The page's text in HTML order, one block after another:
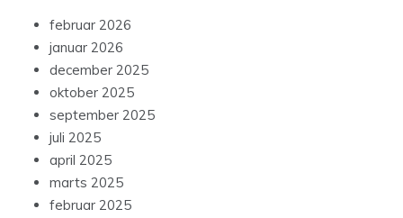
februar 2026
januar 2026
december 2025
oktober 2025
september 2025
juli 2025
april 2025
marts 2025
februar 2025